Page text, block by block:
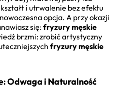
i utrwalenie bez efektu
opcja. A przy okazji
się:fryzury męskie
brzmi: zrobić artystyczny
fryzury męskie
Odwaga i Naturalność